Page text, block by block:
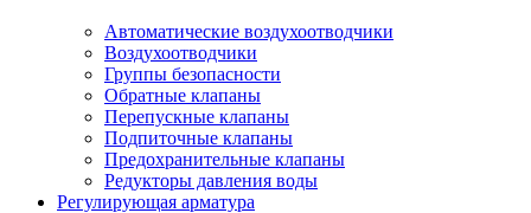
Автоматические воздухоотводчики
Воздухоотводчики
Группы безопасности
Обратные клапаны
Перепускные клапаны
Подпиточные клапаны
Предохранительные клапаны
Редукторы давления воды
Регулирующая арматура